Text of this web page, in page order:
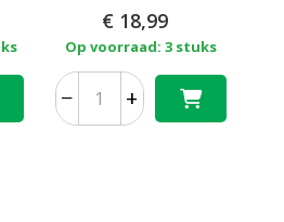
€ 18,99
Op voorraad: 3 stuks
− +